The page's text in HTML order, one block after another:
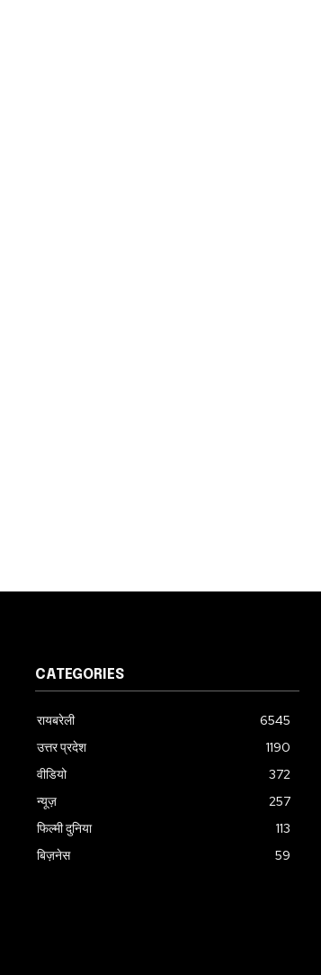
CATEGORIES
रायबरेली
6545
उत्तर प्रदेश
1190
वीडियो
372
न्यूज़
257
फिल्मी दुनिया
113
बिज़नेस
59